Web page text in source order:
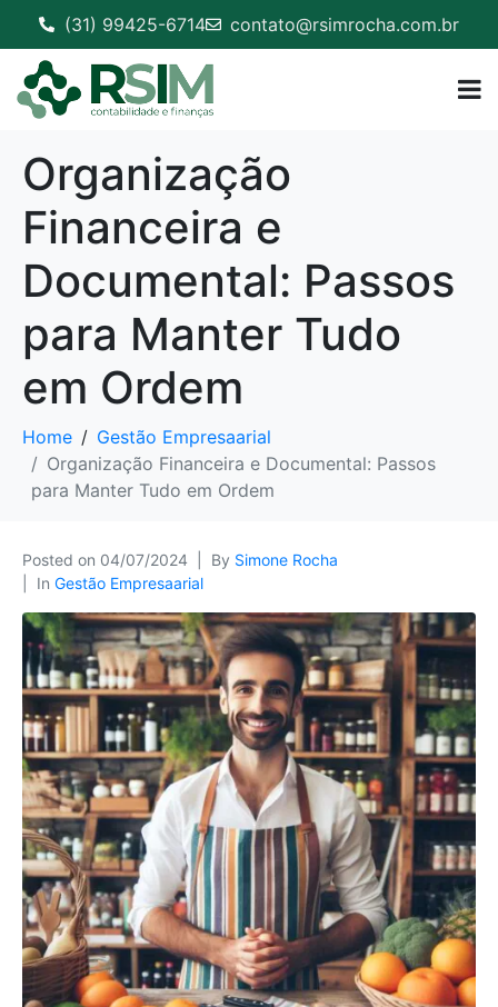
(31) 99425-6714 contato@rsimrocha.com.br
Organização
Financeira e
Documental: Passos
para Manter Tudo
em Ordem
Home
Gestão Empresaarial
Organização Financeira e Documental: Passos
para Manter Tudo em Ordem
Posted on 04/07/2024 By Simone Rocha
In Gestão Empresaarial